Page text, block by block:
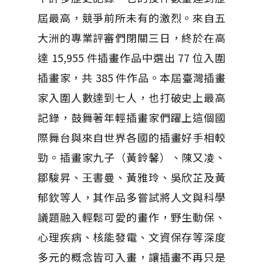
屆最高，競爭前所未有的激烈。來自五
大洲的專業評審們閉關三日，終於在高
達 15,955 件插畫作品中選出 77 位入圍
插畫家，共 385 件作品。本屆臺灣插畫
家入圍人數達到七人，也打破史上最高
記錄，鼓舞著年輕插畫家們躍上這個國
際舞台與來自世界各國的插畫好手相較
勁。插畫家九子（黃鈴馨）、陳又凌、
鄒駿昇、王書曼、黃雅玲、吳欣芷及黃
郁欽等人，其作品多嘗試將人文與科學
議題融入輕鬆可愛的畫作，野生動保、
心理疾病、核能發電、文資保存等深度
多元的概念皆可入畫，讓插畫不再只是